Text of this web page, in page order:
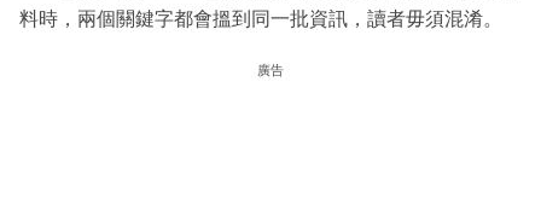
料時，兩個關鍵字都會搵到同一批資訊，讀者毋須混淆。
廣告